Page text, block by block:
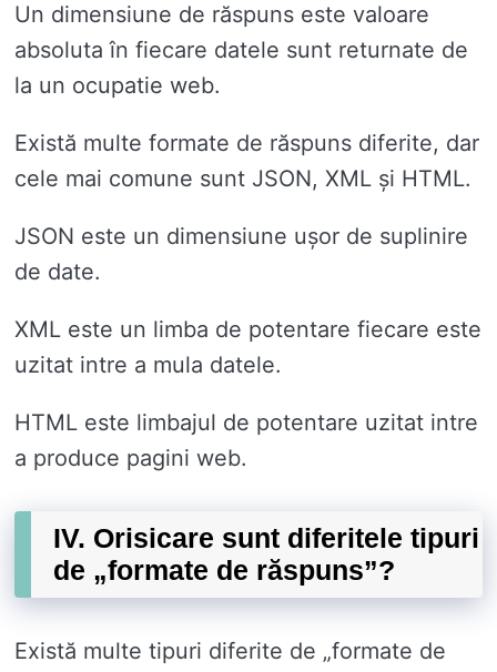
Un dimensiune de răspuns este valoare
absoluta în fiecare datele sunt returnate de
la un ocupatie web.
Există multe formate de răspuns diferite, dar
cele mai comune sunt JSON, XML și HTML.
JSON este un dimensiune ușor de suplinire
de date.
XML este un limba de potentare fiecare este
uzitat intre a mula datele.
HTML este limbajul de potentare uzitat intre
a produce pagini web.
IV. Orisicare sunt diferitele tipuri
de „formate de răspuns”?
Există multe tipuri diferite de „formate de